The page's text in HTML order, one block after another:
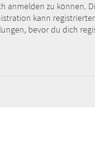
anmelden zu können.
kann
bevor du dich